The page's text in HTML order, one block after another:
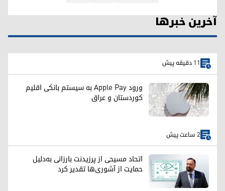
آخرین خبرها
11 دقیقه پیش
ورود Apple Pay به سیستم بانکی اقلیم
کوردستان و عراق
2 ساعت پیش
اتحاد مسیحی از پرزیدنت بارزانی به‌دلیل
حمایت از آشوری‌ها تقدیر کرد